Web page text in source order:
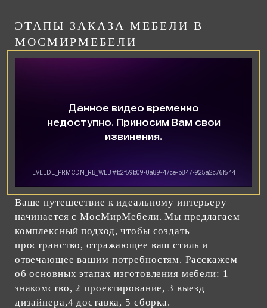
ЭТАПЫ ЗАКАЗА МЕБЕЛИ В
МОСМИРМЕБЕЛИ
Ваше путешествие к идеальному интерьеру
начинается с МосМирМебели. Мы предлагаем
комплексный подход, чтобы создать
пространство, отражающее ваш стиль и
отвечающее вашим потребностям. Расскажем
об основных этапах изготовления мебели: 1
знакомство, 2 проектирование, 3 выезд
дизайнера,4 доставка, 5 сборка.